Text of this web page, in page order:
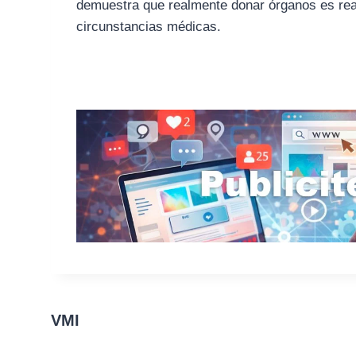
demuestra que realmente donar órganos es
circunstancias médicas.
VMI